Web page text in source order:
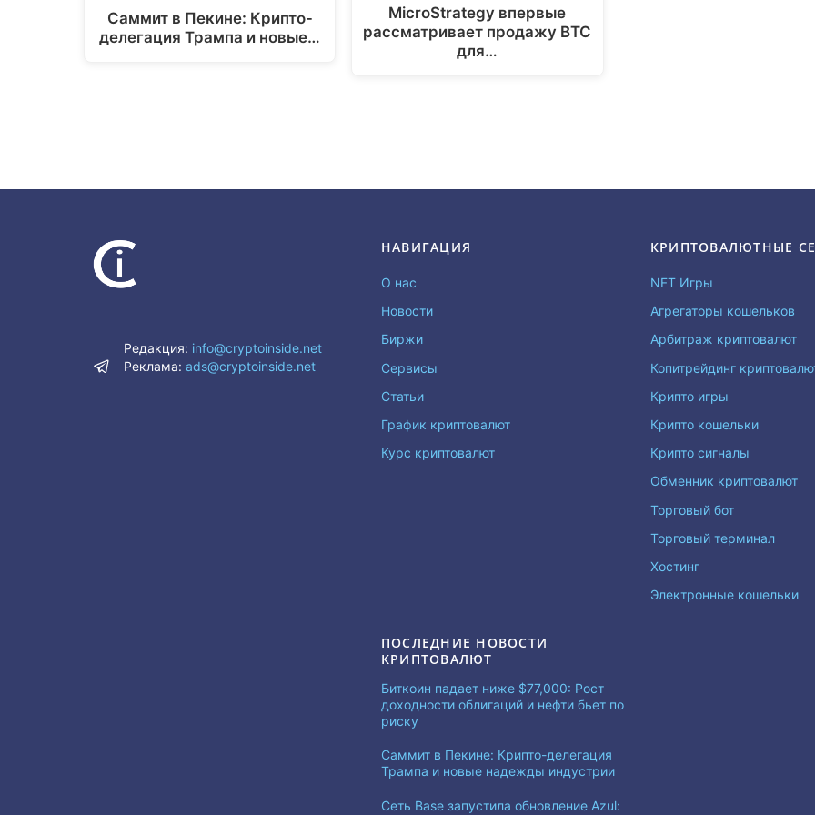
Саммит в Пекине: Крипто-
делегация Трампа и новые…
MicroStrategy впервые
рассматривает продажу BTC
для…
Редакция: info@cryptoinside.net
Реклама: ads@cryptoinside.net
НАВИГАЦИЯ
О нас
Новости
Биржи
Сервисы
Статьи
График криптовалют
Курс криптовалют
КРИПТОВАЛЮТНЫЕ
NFT Игры
Агрегаторы кошельков
Арбитраж криптовалют
Копитрейдинг
Крипто игры
Крипто кошельки
Крипто сигналы
Обменник криптовалют
Торговый бот
Торговый терминал
Хостинг
Электронные кошельки
ПОСЛЕДНИЕ НОВОСТИ
КРИПТОВАЛЮТ
Биткоин падает ниже $77,000: Рост
доходности облигаций и нефти бьет по
риску
Саммит в Пекине: Крипто-делегация
Трампа и новые надежды индустрии
Сеть Base запустила обновление Azul: